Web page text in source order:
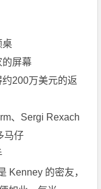
桌
的屏幕
200万美元的返
、Sergi Rexach
马仔
Kenney 的密友，